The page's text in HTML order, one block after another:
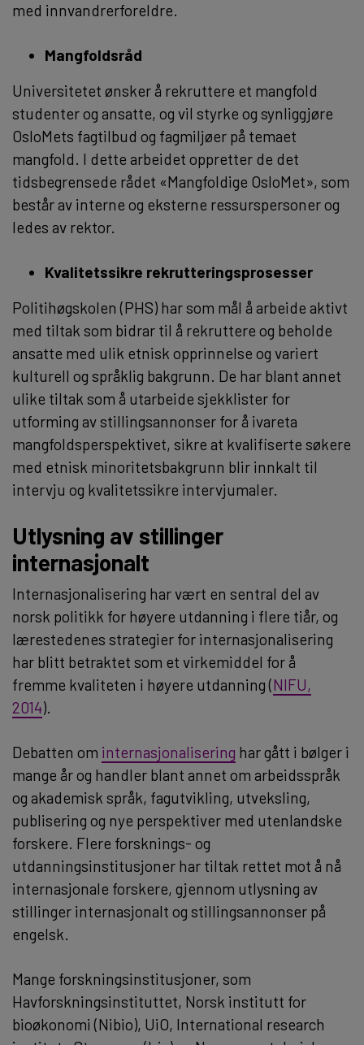
med innvandrerforeldre.
Mangfoldsråd
Universitetet ønsker å rekruttere et mangfold
studenter og ansatte, og vil styrke og synliggjøre
OsloMets fagtilbud og fagmiljøer på temaet
mangfold. I dette arbeidet oppretter de det
tidsbegrensede rådet «Mangfoldige OsloMet», som
består av interne og eksterne ressurspersoner og
ledes av rektor.
Kvalitetssikre rekrutteringsprosesser
Politihøgskolen (PHS) har som mål å arbeide aktivt
med tiltak som bidrar til å rekruttere og beholde
ansatte med ulik etnisk opprinnelse og variert
kulturell og språklig bakgrunn. De har blant annet
ulike tiltak som å utarbeide sjekklister for
utforming av stillingsannonser for å ivareta
mangfoldsperspektivet, sikre at kvalifiserte søkere
med etnisk minoritetsbakgrunn blir innkalt til
intervju og kvalitetssikre intervjumaler.
Utlysning av stillinger
internasjonalt
Internasjonalisering har vært en sentral del av
norsk politikk for høyere utdanning i flere tiår, og
lærestedenes strategier for internasjonalisering
har blitt betraktet som et virkemiddel for å
fremme kvaliteten i høyere utdanning (NIFU,
2014).
Debatten om internasjonalisering har gått i bølger i
mange år og handler blant annet om arbeidsspråk
og akademisk språk, fagutvikling, utveksling,
publisering og nye perspektiver med utenlandske
forskere. Flere forsknings- og
utdanningsinstitusjoner har tiltak rettet mot å nå
internasjonale forskere, gjennom utlysning av
stillinger internasjonalt og stillingsannonser på
engelsk.
Mange forskningsinstitusjoner, som
Havforskningsinstituttet, Norsk institutt for
bioøkonomi (Nibio), UiO, International research